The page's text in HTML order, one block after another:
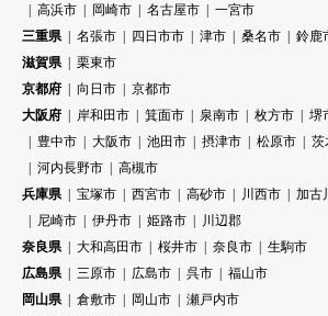
高浜市
岡崎市 名古屋市
一宮市
三重県
名張市 四日市市 津市 桑名市
鈴鹿
滋賀県
栗東市
京都府
向日市
京都市
大阪府
岸和田市 箕面市 泉南市 枚方市 堺
豊中市
大阪市 池田市 摂津市 松原市 茨
河内長野市
高槻市
兵庫県
宝塚市 西宮市 高砂市 川西市 加古
尼崎市
伊丹市 姫路市
川辺郡
奈良県
大和高田市 桜井市 奈良市
生駒市
広島県
三原市 広島市 呉市
福山市
岡山県
倉敷市 岡山市
瀬戸内市